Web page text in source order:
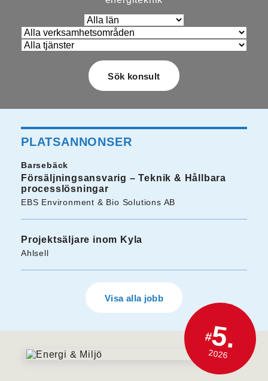
PLATSANNONSER
Barsebäck
Försäljningsansvarig – Teknik & Hållbara
processlösningar
EBS Environment & Bio Solutions AB
Projektsäljare inom Kyla
Ahlsell
Visa alla jobb
#5.
2026